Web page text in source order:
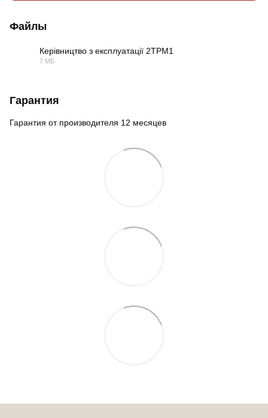
Файлы
Керівництво з експлуатації 2ТРМ1
7 МБ
Гарантия
Гарантия от производителя 12 месяцев